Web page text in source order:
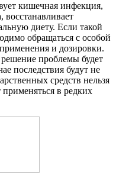
кишечная инфекция,
восстанавливает
диету. Если такой
обращаться с особой
и дозировки.
проблемы будет
последствия будут не
средств нельзя
в редких